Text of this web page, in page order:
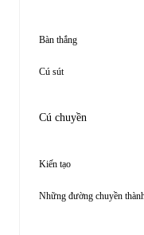
Bàn thắng
Cú sút
Cú chuyền
Kiến tạo
Những đường chuyền